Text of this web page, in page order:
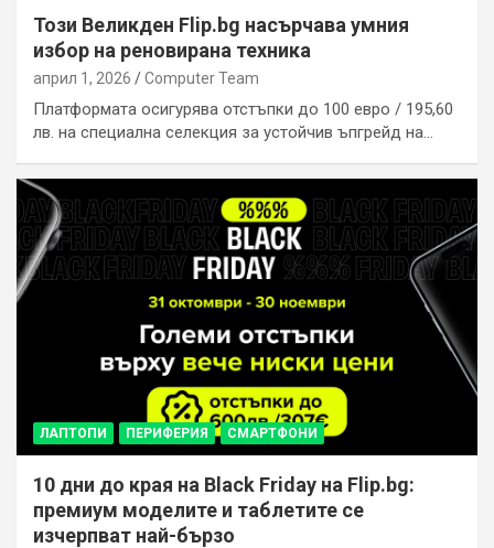
Този Великден Flip.bg насърчава умния
избор на реновирана техника
април 1, 2026 Computer Team
Платформата осигурява отстъпки до 100 евро / 195,60
лв. на специална селекция за устойчив ъпгрейд на…
ЛАПТОПИ ПЕРИФЕРИЯ СМАРТФОНИ
10 дни до края на Black Friday на Flip.bg:
премиум моделите и таблетите се
изчерпват най-бързо